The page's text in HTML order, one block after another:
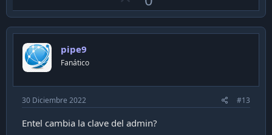
p
v
pipe9
Fanático
30 Diciembre 2022 #13
Entel cambia la clave del admin?